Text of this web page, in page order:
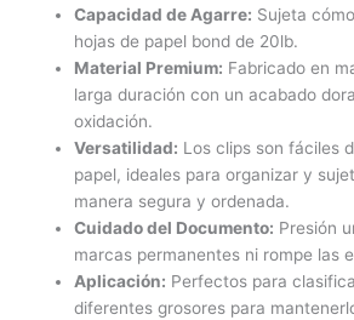
Capacidad de Agarre: Sujeta
hojas de papel bond de 20lb.
Material Premium: Fabricado en
larga duración con un acabado
oxidación.
Versatilidad: Los clips son fáciles
papel, ideales para organizar y
manera segura y ordenada.
Cuidado del Documento: Presión
marcas permanentes ni rompe las
Aplicación: Perfectos para
diferentes grosores para